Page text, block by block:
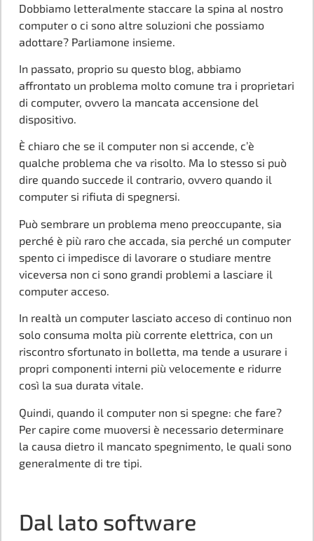
Dobbiamo letteralmente staccare la spina al nostro
computer o ci sono altre soluzioni che possiamo
adottare? Parliamone insieme.
In passato, proprio su questo blog, abbiamo
affrontato un problema molto comune tra i proprietari
di computer, ovvero la mancata accensione del
dispositivo.
È chiaro che se il computer non si accende, c’è
qualche problema che va risolto. Ma lo stesso si può
dire quando succede il contrario, ovvero quando il
computer si rifiuta di spegnersi.
Può sembrare un problema meno preoccupante, sia
perché è più raro che accada, sia perché un computer
spento ci impedisce di lavorare o studiare mentre
viceversa non ci sono grandi problemi a lasciare il
computer acceso.
In realtà un computer lasciato acceso di continuo non
solo consuma molta più corrente elettrica, con un
riscontro sfortunato in bolletta, ma tende a usurare i
propri componenti interni più velocemente e ridurre
così la sua durata vitale.
Quindi, quando il computer non si spegne: che fare?
Per capire come muoversi è necessario determinare
la causa dietro il mancato spegnimento, le quali sono
generalmente di tre tipi.
Dal lato software